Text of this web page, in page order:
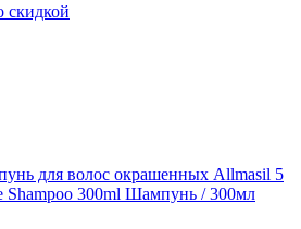
скидкой
для волос окрашенных Allmasil 5
Shampoo 300ml Шампунь / 300мл